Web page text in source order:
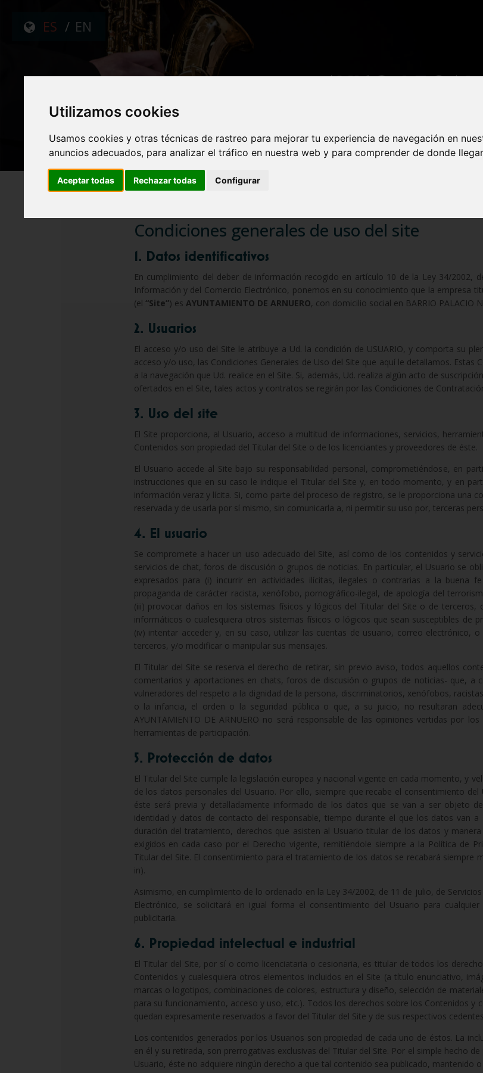
Utilizamos cookies
Usamos cookies y otras técnicas de rastreo para mejorar tu experiencia de navegación en
anuncios adecuados, para analizar el tráfico en nuestra web y para comprender de donde
Aceptar todas Rechazar todas Configurar
AVISO LEGAL
Condiciones generales de uso del site
1. Datos identificativos
En cumplimiento del deber de información recogido en artículo 10 de la Ley 34/2002,
Información y del Comercio Electrónico, ponemos en su conocimiento que la empresa
(el “Site”) es AYUNTAMIENTO DE ARNUERO, con domicilio social en BARRIO PALACIO
2. Usuarios
El acceso y/o uso del Site le atribuye a Ud. la condición de USUARIO, y comporta su
acceso y/o uso, las Condiciones Generales de Uso del Site que aquí le detallamos. Estas
a la navegación que Ud. realice en el Site. Si, además, Ud. realiza algún acto de
ofertados en el Site, tales actos y contratos se regirán por las Condiciones de
3. Uso del site
El Site proporciona, al Usuario, acceso a multitud de informaciones, servicios,
Contenidos son propiedad del Titular del Site o de los licenciantes y proveedores de éste.
El Usuario accede al Site bajo su responsabilidad personal, comprometiéndose, en
instrucciones que en su caso le indique el Titular del Site y, en todo momento, y en
información veraz y lícita. Si, como parte del proceso de registro, se le proporciona una
reservada y de usarla por sí mismo, sin comunicarla a, ni permitir su uso por, terceras
4. El usuario
Se compromete a hacer un uso adecuado del Site, así como de los contenidos y
servicios de chat, foros de discusión o grupos de noticias. En particular, el Usuario se
expresados para (i) incurrir en actividades ilícitas, ilegales o contrarias a la buena
propaganda de carácter racista, xenófobo, pornográfico-ilegal, de apología del
(iii) provocar daños en los sistemas físicos y lógicos del Titular del Site o de
informáticos o cualesquiera otros sistemas físicos o lógicos que sean susceptibles de
(iv) intentar acceder y, en su caso, utilizar las cuentas de usuario, correo electrónico,
terceros, y/o modificar o manipular sus mensajes.
El Titular del Site se reserva el derecho de retirar, sin previo aviso, todos aquellos
comentarios y aportaciones en chats, foros de discusión o grupos de noticias- que, a
vulneradores del respeto a la dignidad de la persona, discriminatorios, xenófobos,
o la infancia, el orden o la seguridad pública o que, a su juicio, no resultaran
AYUNTAMIENTO DE ARNUERO no será responsable de las opiniones vertidas por
herramientas de participación.
5. Protección de datos
El Titular del Site cumple la legislación europea y nacional vigente en cada momento, y
de los datos personales del Usuario. Por ello, siempre que recabe el consentimiento
éste será previa y detalladamente informado de los datos que se van a ser objeto
identidad y datos de contacto del responsable, tiempo durante el que los datos van
duración del tratamiento, derechos que asisten al Usuario titular de los datos y
exigidos en cada caso por el Derecho vigente, remitiéndole siempre a la Política de
Titular del Site. El consentimiento para el tratamiento de los datos se recabará siempre
in).
Asimismo, en cumplimiento de lo ordenado en la Ley 34/2002, de 11 de julio, de
Electrónico, se solicitará en igual forma el consentimiento del Usuario para
publicitaria.
6. Propiedad intelectual e industrial
El Titular del Site, por sí o como licenciataria o cesionaria, es titular de todos los
Contenidos y cualesquiera otros elementos incluidos en el Site (a título enunciativo,
marcas o logotipos, combinaciones de colores, estructura y diseño, selección de
para su funcionamiento, acceso y uso, etc.). Todos los derechos sobre los Contenidos y
quedan expresamente reservados a favor del Titular del Site y de sus respectivos
Los contenidos generados por los Usuarios son propiedad de cada uno de éstos. La
en él y su retirada, son prerrogativas exclusivas del Titular del Site. Por el simple hecho
Usuario, éste no adquiere ningún derecho a que tal contenido sea publicado, mantenido
ES / EN